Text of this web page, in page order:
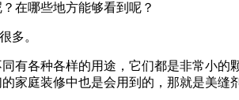
在哪些地方能够看到呢？
多。
有各种各样的用途，它们都是非常小
的家庭装修中也是会用到的，那就是美